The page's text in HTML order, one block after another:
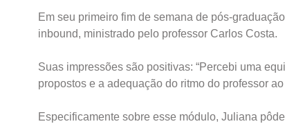
Em seu primeiro fim de semana de pós-
inbound, ministrado pelo professor Carlos Costa.
Suas impressões são positivas: “Percebi uma
propostos e a adequação do ritmo do professor
Especificamente sobre esse módulo, Juliana